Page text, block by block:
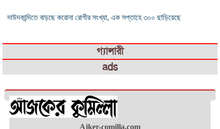
দাউদকান্দিতে বাড়ছে করোনা রোগীর সংখ্যা, এক সপ্তাহে ৩০০ ছাড়িয়েছে
গ্যালারী
ads
Ajker-comilla.com